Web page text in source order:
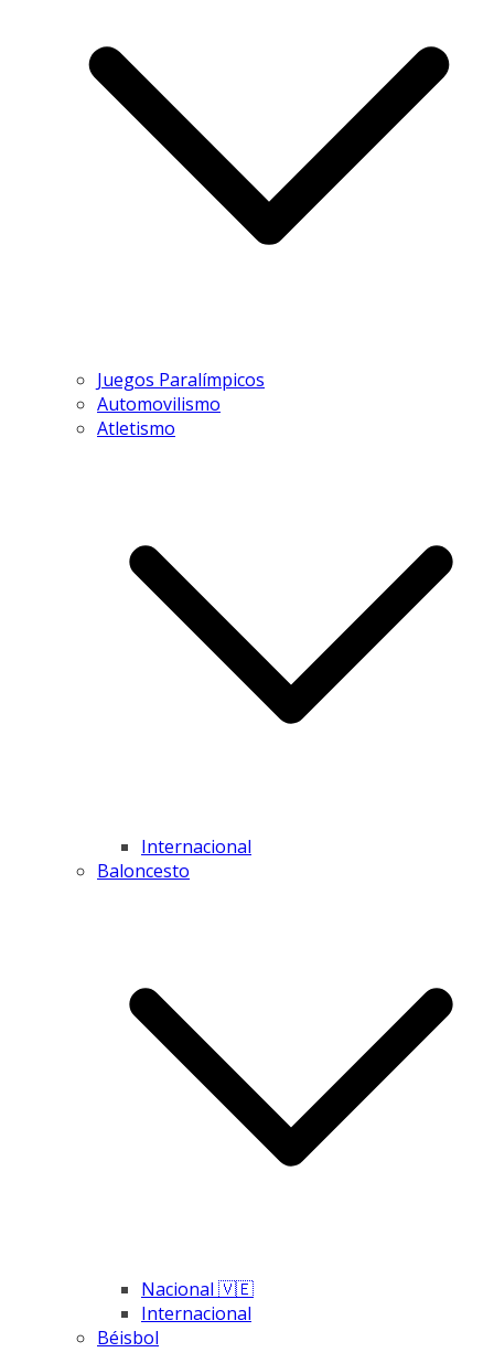
Juegos Paralímpicos
Automovilismo
Atletismo
Internacional
Baloncesto
Nacional 🇻🇪
Internacional
Béisbol